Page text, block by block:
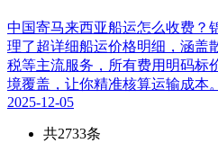
中国寄马来西亚船运怎么收费？
理了超详细船运价格明细，涵盖
税等主流服务，所有费用明码标
境覆盖，让你精准核算运输成本。
2025-12-05
共2733条